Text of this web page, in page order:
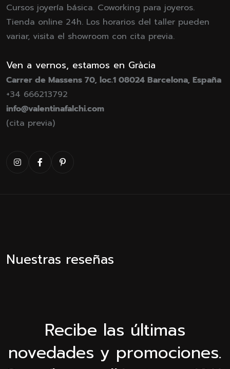
Cursos joyería básica. Coworking para joyeros.
Tienda online 24h. Los horarios del taller pueden
variar, visita el showroom con cita previa.
Ven a vernos, estamos en Gràcia
Carrer de Massens 70, loc.1 08024 Barcelona, España
+34 666213792
info@valentinafalchi.com
(cita previa)
Nuestras reseñas
Recibe las últimas
novedades y promociones.